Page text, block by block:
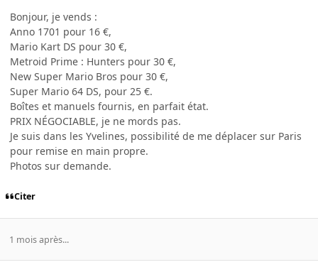
Bonjour, je vends :
Anno 1701 pour 16 €,
Mario Kart DS pour 30 €,
Metroid Prime : Hunters pour 30 €,
New Super Mario Bros pour 30 €,
Super Mario 64 DS, pour 25 €.
Boîtes et manuels fournis, en parfait état.
PRIX NÉGOCIABLE, je ne mords pas.
Je suis dans les Yvelines, possibilité de me déplacer sur Paris
pour remise en main propre.
Photos sur demande.
Citer
1 mois après...